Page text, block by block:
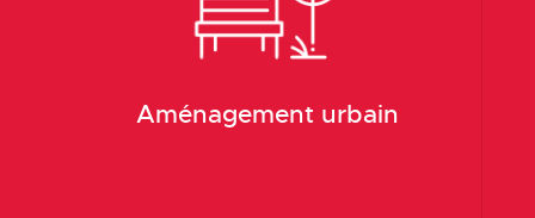
Aménagement urbain